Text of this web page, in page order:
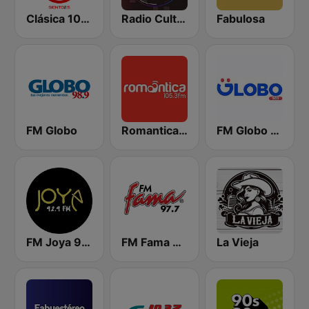
Clásica 102.5 Radio Cultural TGN Fabulosa
FM Globo Romantica 105.3 FM FM Globo 98.9
FM Joya 92.9 FM Fama 97.7 La Vieja